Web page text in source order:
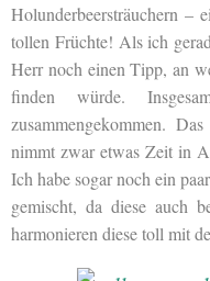
Holunderbeersträuchern –
tollen Früchte! Als ich
Herr noch einen Tipp, an
finden würde.
zusammengekommen.
nimmt zwar etwas Zeit in
Ich habe sogar noch ein
gemischt, da diese auch
harmonieren diese toll mit